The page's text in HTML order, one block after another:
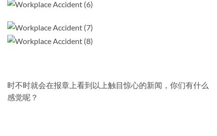
时不时就会在报章上看到以上触目惊心的新闻，你们有什么
感觉呢？